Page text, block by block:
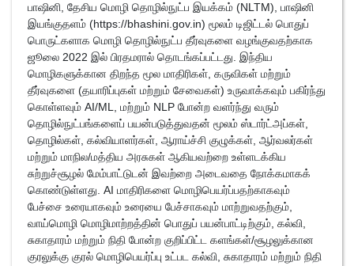
பாஷினி, தேசிய மொழி தொழில்நுட்ப இயக்கம் (NLTM), பாஷினி
இயங்குதளம் (https://bhashini.gov.in) மூலம் டிஜிட்டல் பொதுப்
பொருட்களாக மொழி தொழில்நுட்ப தீர்வுகளை வழங்குவதற்காக
ஜூலை 2022 இல் பிரதமரால் தொடங்கப்பட்டது. இந்திய
மொழிகளுக்கான திறந்த மூல மாதிரிகள், கருவிகள் மற்றும்
தீர்வுகளை (தயாரிப்புகள் மற்றும் சேவைகள்) உருவாக்கவும் பகிர்ந்து
கொள்ளவும் AI/ML, மற்றும் NLP போன்ற வளர்ந்து வரும்
தொழில்நுட்பங்களைப் பயன்படுத்துவதன் மூலம் ஸ்டார்ட்அப்கள்,
தொழில்கள், கல்வியாளர்கள், ஆராய்ச்சி குழுக்கள், ஆர்வலர்கள்
மற்றும் மாநில/மத்திய அரசுகள் ஆகியவற்றை உள்ளடக்கிய
சுற்றுச்சூழல் மேம்பாட்டுடன் இவற்றை அடைவதை நோக்கமாகக்
கொண்டுள்ளது. AI மாதிரிகளை மொழிபெயர்ப்பதற்காகவும்
பேச்சை உரையாகவும் உரையை பேச்சாகவும் மாற்றுவதற்கும்,
வாய்மொழி மொழிமாற்றத்தின் பொதுப் பயன்பாட்டிற்கும், கல்வி,
சுகாதாரம் மற்றும் நிதி போன்ற குறிப்பிட்ட களங்கள்/சூழலுக்கான
குரலுக்கு குரல் மொழிபெயர்ப்பு உட்பட கல்வி, சுகாதாரம் மற்றும் நிதி